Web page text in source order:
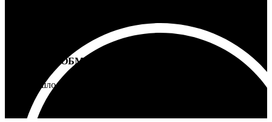
ВОЗВРАТ И ОБМЕН
Не подошло - вернем деньги